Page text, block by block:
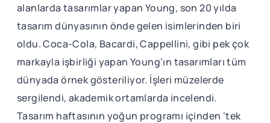
alanlarda tasarımlar yapan Young, son 20 yılda
tasarım dünyasının önde gelen isimlerinden biri
oldu. Coca-Cola, Bacardi, Cappellini, gibi pek çok
markayla işbirliği yapan Young’ın tasarımları tüm
dünyada örnek gösteriliyor. İşleri müzelerde
sergilendi, akademik ortamlarda incelendi.
Tasarım haftasının yoğun programı içinden ‘tek